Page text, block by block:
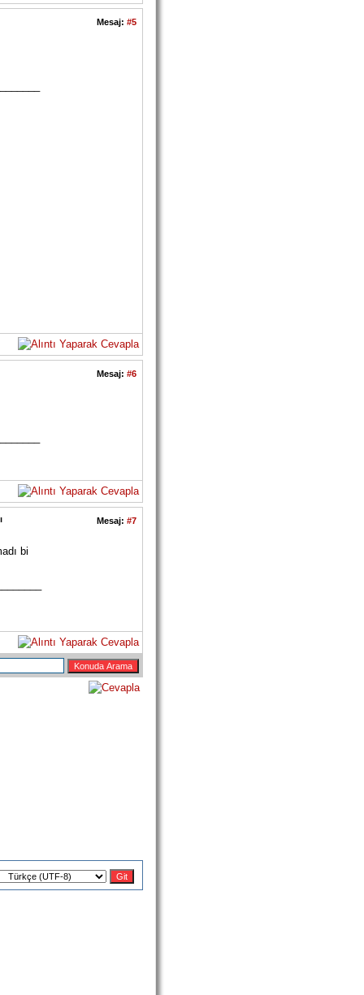
Mesaj: #5
Mesaj: #6
Mesaj: #7
bi